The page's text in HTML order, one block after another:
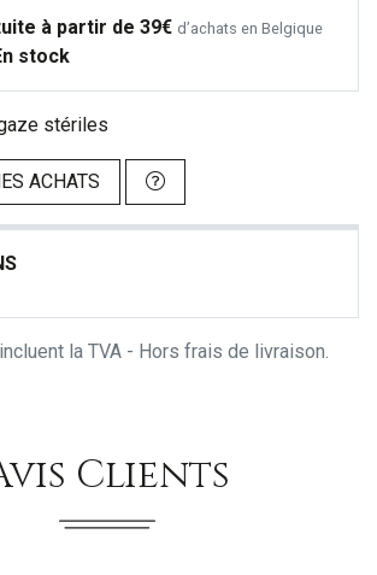
à partir de 39€ d’achats en Belgique
stock
stériles
ACHATS
la TVA - Hors frais de livraison.
Clients